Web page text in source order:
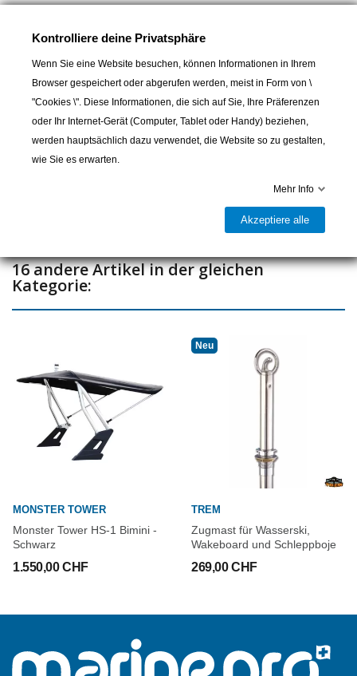
Unterlegscheiben und Muttern
Lieferbar und im Laden erhältlich
16 andere Artikel in der gleichen
Kategorie:
MONSTER TOWER
Monster Tower HS-1 Bimini -
Schwarz
1.550,00 CHF
Neu
TREM
Zugmast für Wasserski,
Wakeboard und Schleppboje
269,00 CHF
Kontrolliere deine Privatsphäre
Wenn Sie eine Website besuchen, können Informationen in Ihrem
Browser gespeichert oder abgerufen werden, meist in Form von \
"Cookies \". Diese Informationen, die sich auf Sie, Ihre Präferenzen
oder Ihr Internet-Gerät (Computer, Tablet oder Handy) beziehen,
werden hauptsächlich dazu verwendet, die Website so zu gestalten,
wie Sie es erwarten.
Mehr Info
Akzeptiere alle